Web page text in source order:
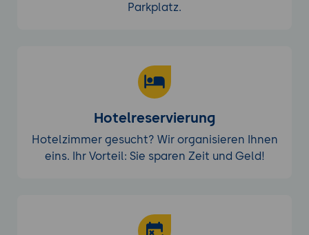
Parkplatz.
Hotelreservierung
Hotelzimmer gesucht? Wir organisieren Ihnen
eins. Ihr Vorteil: Sie sparen Zeit und Geld!